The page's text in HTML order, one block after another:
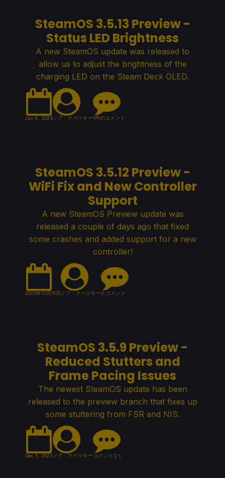
SteamOS 3.5.13 Preview -
Status LED Brightness
A new SteamOS update was released to
allow us to adjust the brightness of the
charging LED on the Steam Deck OLED.
Jan 6, 2024 ノア・クペツキー1件のコメント
SteamOS 3.5.12 Preview -
WiFi Fix and New Controller
Support
A new SteamOS Preview update was
released a couple of days ago that fixed
some crashes and added support for a new
controller!
2023年12月31日 ノア・クペツキー2 コメント
SteamOS 3.5.9 Preview -
Reduced Stutters and
Frame Pacing Issues
The newest SteamOS update has been
released to the preview branch that fixes up
some stuttering from FSR and NIS.
Dec 5, 2023 ノア・クペツキーコメントなし